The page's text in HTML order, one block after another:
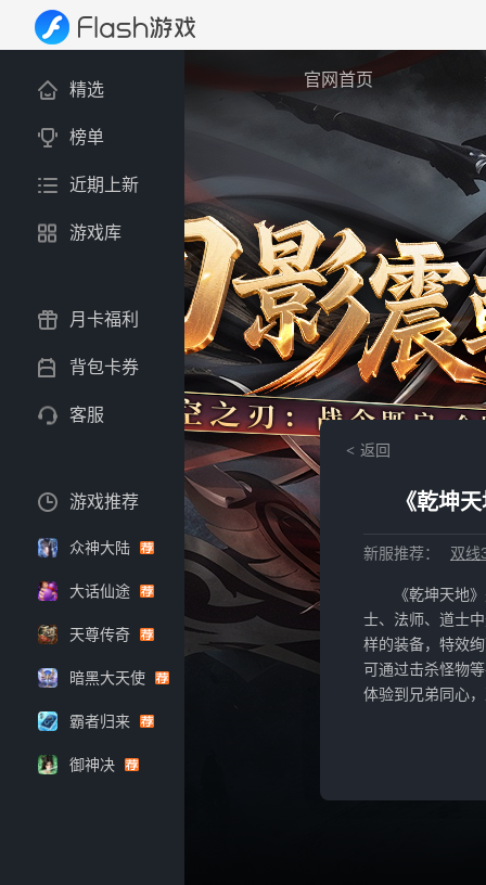
官网首页
返回
《乾坤
新服推荐： 双线
《乾坤天地
士、法师、道士
样的装备，特效
可通过击杀怪物
体验到兄弟同心
精选
榜单
近期上新
游戏库
月卡福利
背包卡券
客服
游戏推荐
众神大陆
大话仙途
天尊传奇
暗黑大天使
霸者归来
御神决